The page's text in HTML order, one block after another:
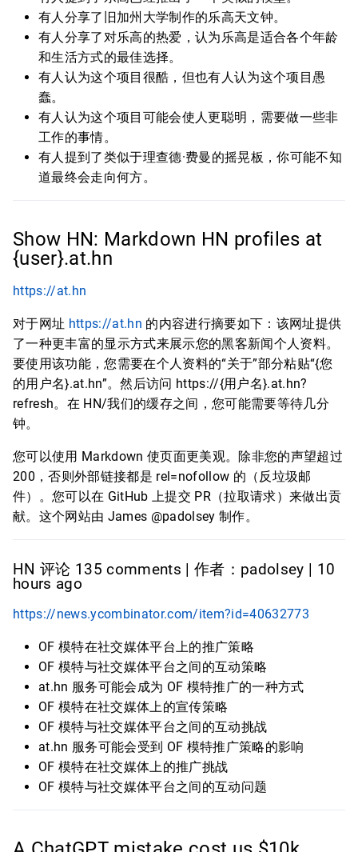
有人分享了旧加州大学制作的乐高天文钟。
有人分享了对乐高的热爱，认为乐高是适合各个年龄
和生活方式的最佳选择。
有人认为这个项目很酷，但也有人认为这个项目愚
蠢。
有人认为这个项目可能会使人更聪明，需要做一些非
工作的事情。
有人提到了类似于理查德·费曼的摇晃板，你可能不知
道最终会走向何方。
Show HN: Markdown HN profiles at
{user}.at.hn
https://at.hn
对于网址 https://at.hn 的内容进行摘要如下：该网址提供
了一种更丰富的显示方式来展示您的黑客新闻个人资料。
要使用该功能，您需要在个人资料的“关于”部分粘贴“{您
的用户名}.at.hn”。然后访问 https://{用户名}.at.hn?
refresh。在 HN/我们的缓存之间，您可能需要等待几分
钟。
您可以使用 Markdown 使页面更美观。除非您的声望超过
200，否则外部链接都是 rel=nofollow 的（反垃圾邮
件）。您可以在 GitHub 上提交 PR（拉取请求）来做出贡
献。这个网站由 James @padolsey 制作。
HN 评论 135 comments | 作者：padolsey | 10
hours ago
https://news.ycombinator.com/item?id=40632773
OF 模特在社交媒体平台上的推广策略
OF 模特与社交媒体平台之间的互动策略
at.hn 服务可能会成为 OF 模特推广的一种方式
OF 模特在社交媒体上的宣传策略
OF 模特与社交媒体平台之间的互动挑战
at.hn 服务可能会受到 OF 模特推广策略的影响
OF 模特在社交媒体上的推广挑战
OF 模特与社交媒体平台之间的互动问题